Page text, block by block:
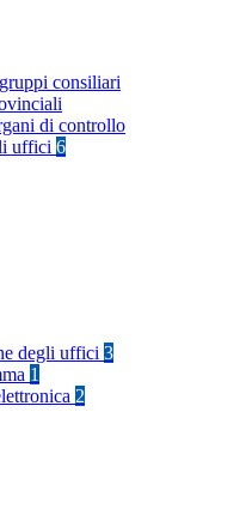
consiliari
di controllo
uffici 6
degli uffici 3
1
2